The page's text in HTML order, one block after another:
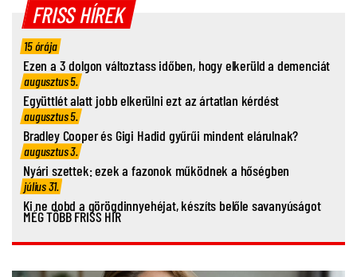
FRISS HÍREK
15 órája
Ezen a 3 dolgon változtass időben, hogy elkerüld a demenciát
augusztus 5.
Együttlét alatt jobb elkerülni ezt az ártatlan kérdést
augusztus 5.
Bradley Cooper és Gigi Hadid gyűrűi mindent elárulnak?
augusztus 3.
Nyári szettek: ezek a fazonok működnek a hőségben
július 31.
Ki ne dobd a görögdinnyehéjat, készíts belőle savanyúságot
MÉG TÖBB FRISS HÍR